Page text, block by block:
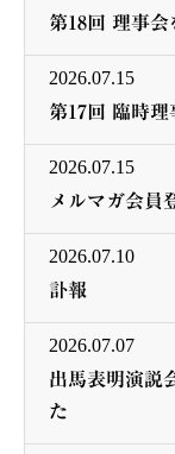
第18回 理事会
2026.07.15
第17回 臨時理
2026.07.15
メルマガ会員
2026.07.10
訃報
2026.07.07
出馬表明演説
た